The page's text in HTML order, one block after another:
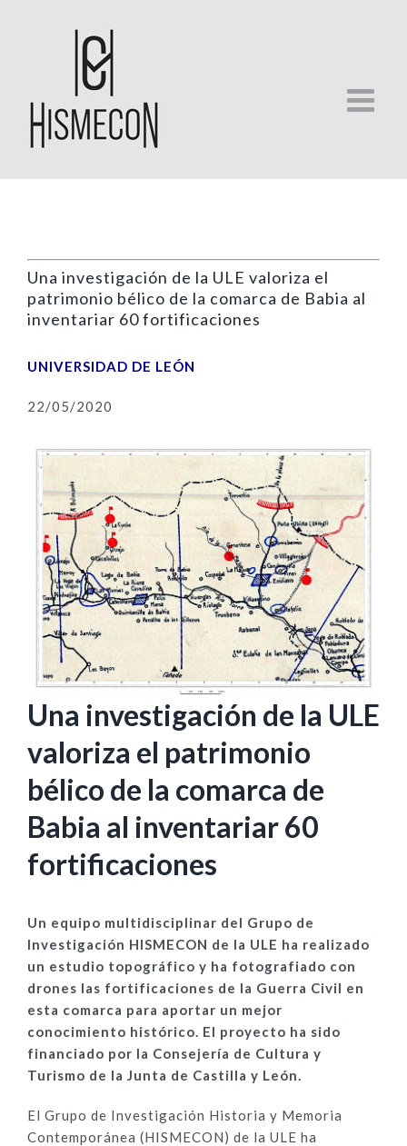
Una investigación de la ULE valoriza el
patrimonio bélico de la comarca de Babia al
inventariar 60 fortificaciones
UNIVERSIDAD DE LEÓN
22/05/2020
Una investigación de la ULE
valoriza el patrimonio
bélico de la comarca de
Babia al inventariar 60
fortificaciones
Un equipo multidisciplinar del Grupo de
Investigación HISMECON de la ULE ha realizado
un estudio topográfico y ha fotografiado con
drones las fortificaciones de la Guerra Civil en
esta comarca para aportar un mejor
conocimiento histórico. El proyecto ha sido
financiado por la Consejería de Cultura y
Turismo de la Junta de Castilla y León.
El Grupo de Investigación Historia y Memoria
Contemporánea (HISMECON) de la ULE ha